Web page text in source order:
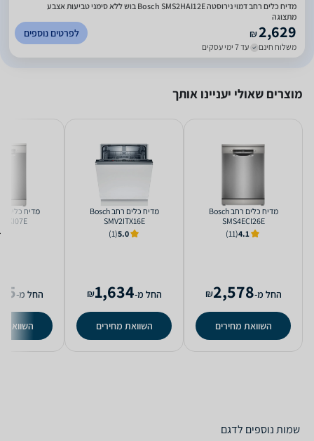
מדיח כלים רחב דמוי נירוסטה Bosch SMS2HAI12E בוש ללא סימני טביעות אצבע
מתצוגה
₪2,629
משלוח חינם עד 7 ימי עסקים
לפרטים נוספים
מוצרים שאולי יעניינו אותך
מדיח כלים ‏רחב Bosch
SMS4ECI26E
4.1
(11)
החל מ-2,578
₪
השוואת מחירים
מדיח כלים ‏רחב Bosch
SMV2ITX16E
5.0
(1)
החל מ-1,634
₪
השוואת מחירים
החל מ-
השוואת
שמות נוספים לדגם